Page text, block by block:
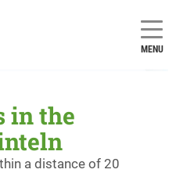
MENU
in the
a distance of 20